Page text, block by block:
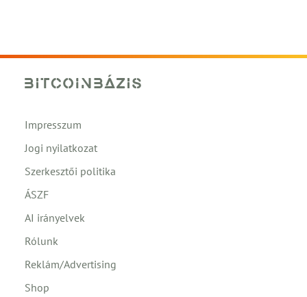
Impresszum
Jogi nyilatkozat
Szerkesztői politika
ÁSZF
AI irányelvek
Rólunk
Reklám/Advertising
Shop